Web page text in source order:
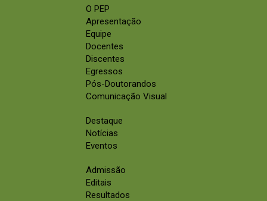
O PEP
Apresentação
Equipe
Docentes
Discentes
Egressos
Pós-Doutorandos
Comunicação Visual
Destaque
Notícias
Eventos
Admissão
Editais
Resultados